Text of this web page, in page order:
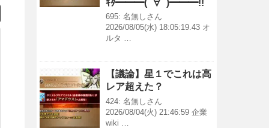
ｷﾀ━━━(ﾟ∀ﾟ)━━━!!
695: 名無しさん
2026/08/05(水) 18:05:19.43 オ
ルタ …
【議論】星１でこれは高
レア超えた？
424: 名無しさん
2026/08/04(火) 21:46:59 企業
wiki …